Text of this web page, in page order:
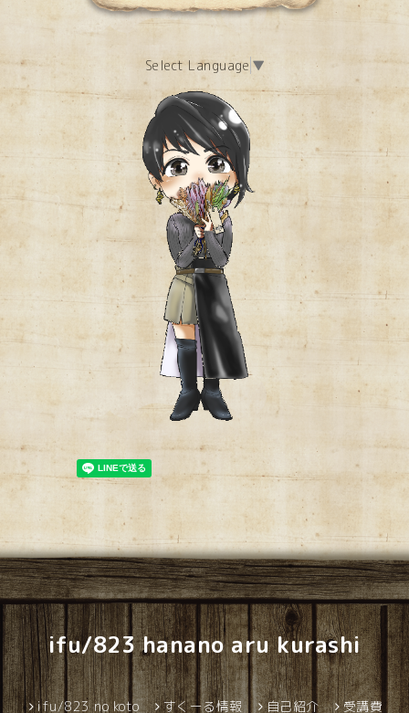
Select Language ▼
ifu/823 hanano aru kurashi
ifu/823 no koto すくーる情報 自己紹介 受講費